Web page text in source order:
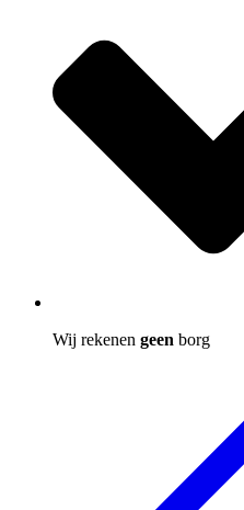
Wij rekenen geen borg